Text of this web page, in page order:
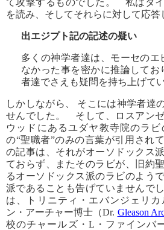
て攻撃するものでした。 私はタ
を読み、そしてそれらに対して応
出エジプト記の記述の疑い
多くの神学者達は、モーセのエ
なかった事を密かに推論してお
者達でさえも疑問を持ち上げて
しかしながら、 そこには神学者達
せんでした。 そして、ロスアン
ウッドにあるユダヤ教寺院のラビ
の“聖職者”のみの言葉が引用され
の記事は、それがオーソドックス
ておらず、またそのラビが、旧約
るオーソドックス派のラビのよう
派であることも告げていませんで
は、トリニティ・エバンジェリ
ン・アーチャー博士（Dr. Gleason
校のチャールズ・L・ファインバ